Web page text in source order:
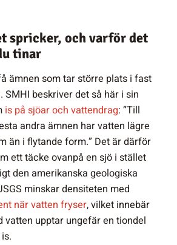
spricker, och varför det
tinar
ämnen som tar större plats i fast
SMHI beskriver det så här i sin
is på sjöar och vattendrag: ”Till
andra ämnen har vatten lägre
än i flytande form.” Det är därför
ett täcke ovanpå en sjö i stället
den amerikanska geologiska
minskar densiteten med
när vatten fryser, vilket innebär
vatten upptar ungefär en tiondel